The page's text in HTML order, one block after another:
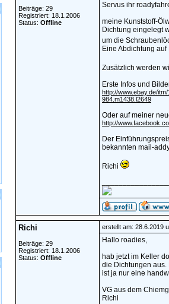
Beiträge: 29
Registriert: 18.1.2006
Status: Offline
Servus ihr
meine Kunststoff-
Dichtung eingelegt
um die
Eine Abdichtung
Zusätzlich werden
Erste Infos und
http://www.ebay.de/
984.m1438.l2649
Oder auf meiner
http://
Der
bekannten mail-
Richi
Richi
Beiträge: 29
Registriert: 18.1.2006
Status: Offline
erstellt am: 28.6.2019
Hallo roadies,
hab jetzt im Keller
die Dichtungen aus.
ist ja nur eine
VG aus dem
Richi